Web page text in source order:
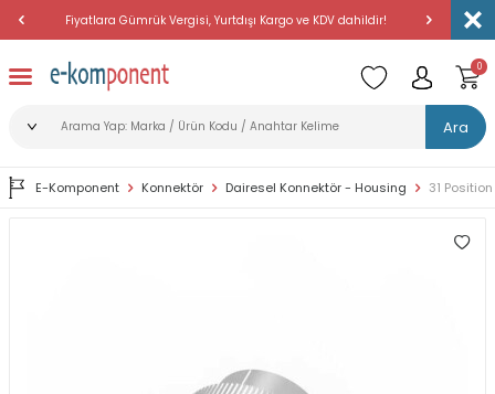
Fiyatlara Gümrük Vergisi, Yurtdışı Kargo ve KDV dahildir!
Ara
0
E-Komponent Konnektör Dairesel Konnektör - Housing 31